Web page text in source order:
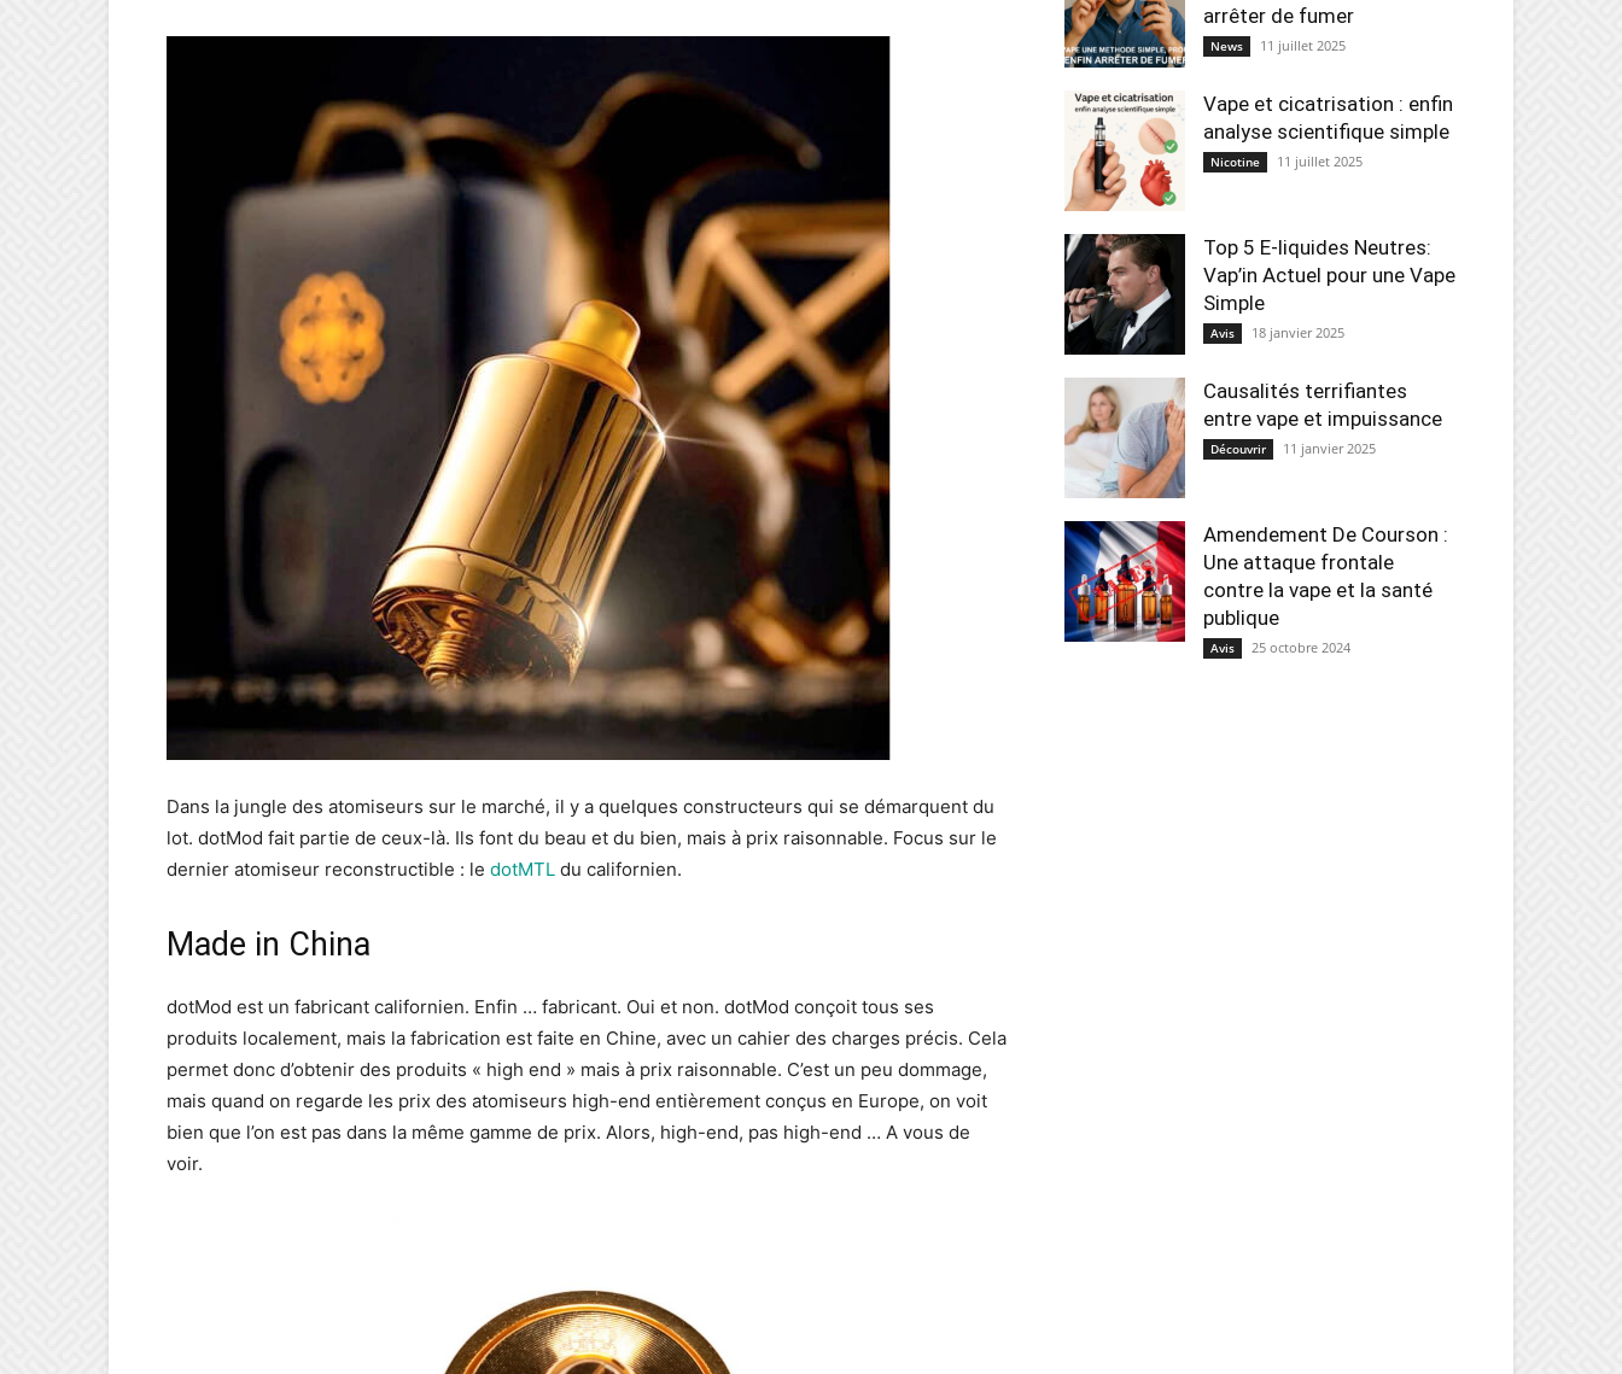
Dans la jungle des atomiseurs sur le marché, il y a quelques constructeurs qui se démarquent du
lot. dotMod fait partie de ceux-là. Ils font du beau et du bien, mais à prix raisonnable. Focus sur le
dernier atomiseur reconstructible : le dotMTL du californien.
Made in China
dotMod est un fabricant californien. Enfin … fabricant. Oui et non. dotMod conçoit tous ses
produits localement, mais la fabrication est faite en Chine, avec un cahier des charges précis. Cela
permet donc d’obtenir des produits « high end » mais à prix raisonnable. C’est un peu dommage,
mais quand on regarde les prix des atomiseurs high-end entièrement conçus en Europe, on voit
bien que l’on est pas dans la même gamme de prix. Alors, high-end, pas high-end … A vous de
voir.
arrêter de fumer
News 11 juillet 2025
Vape et cicatrisation : enfin
analyse scientifique simple
Nicotine 11 juillet 2025
Top 5 E-liquides Neutres:
Vap’in Actuel pour une Vape
Simple
Avis 18 janvier 2025
Causalités terrifiantes
entre vape et impuissance
Découvrir 11 janvier 2025
Amendement De Courson :
Une attaque frontale
contre la vape et la santé
publique
Avis 25 octobre 2024